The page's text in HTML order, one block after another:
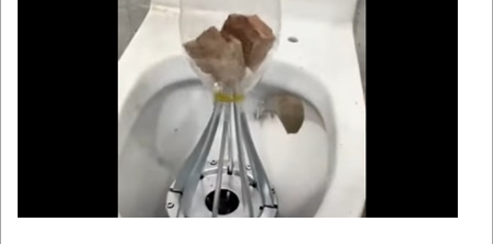
は？「ソウル病」に続く新ワード！
ウード&ギターで奏でるFF5「古代図書
NEW!
【画像】JK「なぁこれウチの気持ちやね
ん、全部食べてな！」NEW!
【悲報】生成AI、メモリやSSDだけでなく